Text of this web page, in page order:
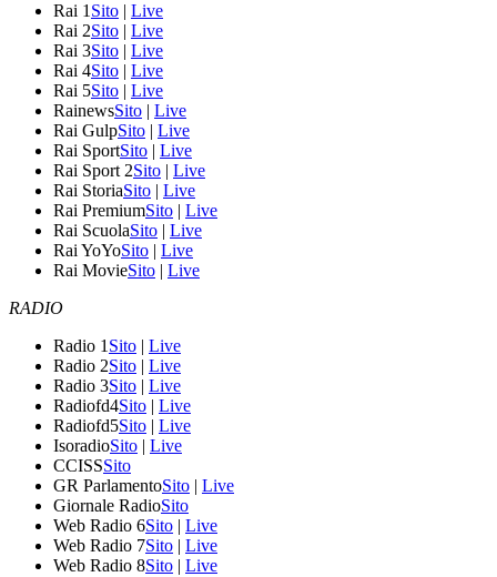
Rai 1 Sito | Live
Rai 2Sito | Live
Rai 3Sito | Live
Rai 4Sito | Live
Rai 5Sito | Live
RainewsSito | Live
Rai GulpSito | Live
Rai SportSito | Live
Rai Sport 2Sito | Live
Rai StoriaSito | Live
Rai PremiumSito | Live
Rai ScuolaSito | Live
Rai YoYoSito | Live
Rai MovieSito | Live
RADIO
Radio 1 Sito | Live
Radio 2Sito | Live
Radio 3Sito | Live
Radiofd4Sito | Live
Radiofd5Sito | Live
IsoradioSito | Live
CCISSSito
GR ParlamentoSito | Live
Giornale RadioSito
Web Radio 6Sito | Live
Web Radio 7Sito | Live
Web Radio 8Sito | Live